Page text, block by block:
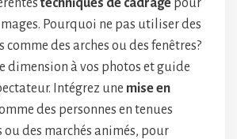
techniques de cadrage pour
Pourquoi ne pas utiliser des
comme des arches ou des fenêtres?
dimension à vos photos et guide
Intégrez une mise en
des personnes en tenues
des marchés animés, pour